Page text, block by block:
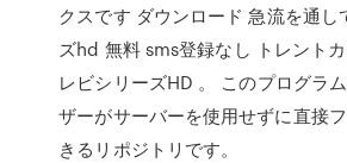
クスです ダウンロード 急流を通し
ズhd 無料 sms登録なし トレント
レビシリーズHD 。 このプログラ
ザーがサーバーを使用せずに直接
きるリポジトリです。